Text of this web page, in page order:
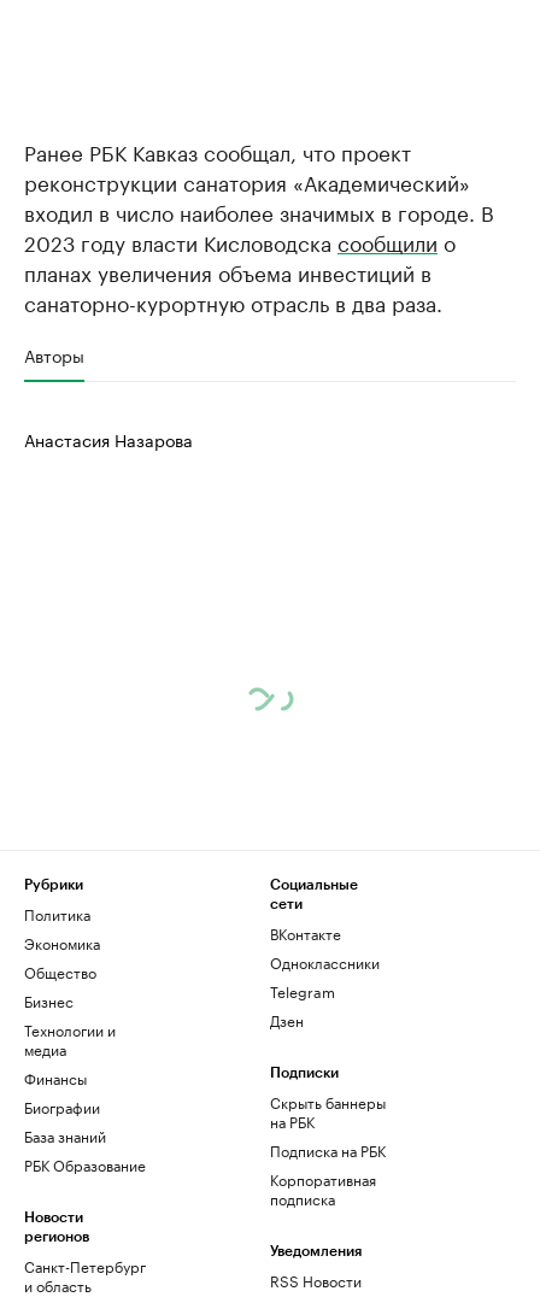
Ранее РБК Кавказ сообщал, что проект
реконструкции санатория «Академический»
входил в число наиболее значимых в городе. В
2023 году власти Кисловодска сообщили о
планах увеличения объема инвестиций в
санаторно-курортную отрасль в два раза.
Авторы
Анастасия Назарова
Рубрики
Политика
Экономика
Общество
Бизнес
Технологии и
медиа
Финансы
Биографии
База знаний
РБК Образование
Новости
регионов
Санкт-Петербург
и область
Социальные
сети
ВКонтакте
Одноклассники
Telegram
Дзен
Подписки
Скрыть баннеры
на РБК
Подписка на РБК
Корпоративная
подписка
Уведомления
RSS Новости